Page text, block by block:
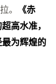
。
《赤
高水准，
为辉煌的